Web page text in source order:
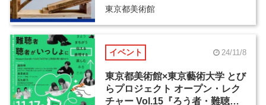
東京都美術館
イベント 24/11/8
東京都美術館×東京藝術大学 とび
らプロジェクト オープン・レク
チャー Vol.15『ろう者・難聴